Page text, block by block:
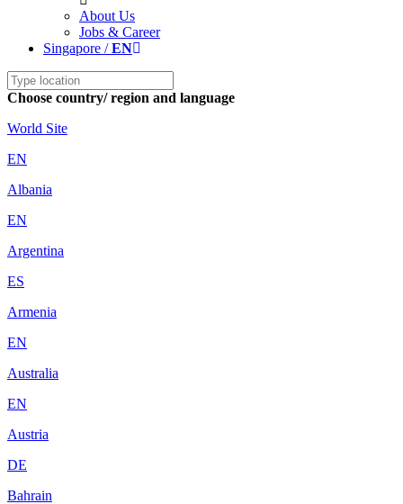
About Us
Jobs & Career
Singapore /EN
Choose country/ region and language
World Site
EN
Albania
EN
Argentina
ES
Armenia
EN
Australia
EN
Austria
DE
Bahrain